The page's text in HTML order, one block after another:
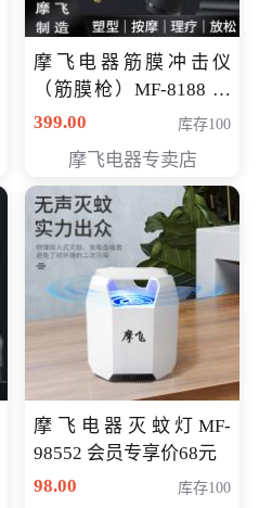
摩飞电器筋膜冲击仪
（筋膜枪）MF-8188 会
员专享价268元
399.00 库存100
摩飞电器专卖店
摩飞电器灭蚊灯MF-
98552 会员专享价68元
98.00
库存100